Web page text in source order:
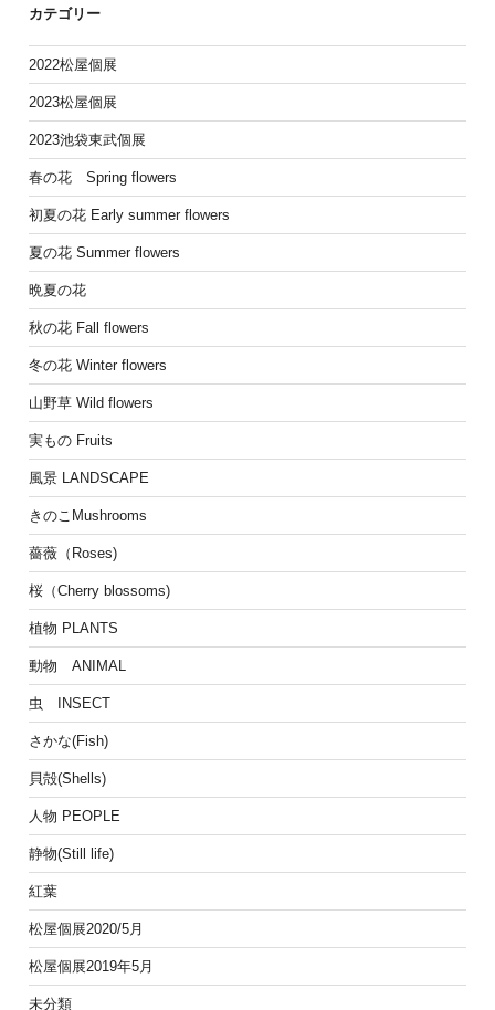
カテゴリー
2022松屋個展
2023松屋個展
2023池袋東武個展
春の花 Spring flowers
初夏の花 Early summer flowers
夏の花 Summer flowers
晩夏の花
秋の花 Fall flowers
冬の花 Winter flowers
山野草 Wild flowers
実もの Fruits
風景 LANDSCAPE
きのこMushrooms
薔薇（Roses)
桜（Cherry blossoms)
植物 PLANTS
動物 ANIMAL
虫 INSECT
さかな(Fish)
貝殻(Shells)
人物 PEOPLE
静物(Still life)
紅葉
松屋個展2020/5月
松屋個展2019年5月
未分類